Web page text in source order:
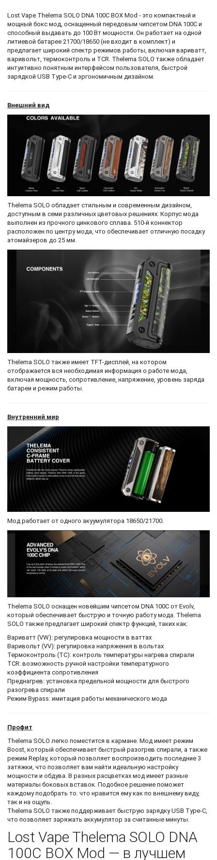
Lost Vape Thelema SOLO DNA 100C BOX Mod - это компактный и
мощный бокс мод, оснащенный передовым чипсетом DNA 100C и
способный выдавать до 100 Вт мощности. Он работает на одной
литиевой батарее 21700/18650 (не входит в комплект) и
предлагает широкий спектр режимов работы, включая вариватт,
варивольт, термоконтроль и TCR. Thelema SOLO также обладает
интуитивно понятным интерфейсом пользователя, быстрой
зарядкой USB Type-C и эргономичным дизайном.
Внешний вид
Thelema SOLO обладает стильным и современным дизайном,
доступным в семи различных цветовых решениях. Корпус мода
выполнен из прочного цинкового сплава. 510-й коннектор
расположен по центру мода, что обеспечивает отличную посадку
атомайзеров до 25 мм.
Thelema SOLO также имеет TFT-дисплей, на котором
отображается вся необходимая информация о работе мода,
включая мощность, сопротивление, напряжение, уровень заряда
батареи и режим работы.
Внутренний мир
Мод работает от одного акуумулятора 18650/21700.
Thelema SOLO оснащен новейшим чипсетом DNA 100C от Evolv,
который обеспечивает быструю и точную работу мода. Thelema
SOLO также предлагает широкий спектр функций, таких как:
Вариватт (VW): регулировка мощности в ваттах
Варивольт (VV): регулировка напряжения в вольтах
Термоконтроль (TC): контроль температуры нагрева спирали
TCR: возможность ручной настройки температурного
коэффициента сопротивления
Преднагрев: установка предельной мощности для быстрого
разогрева спирали
Режим Bypass: имитация работы механического мода
Профит
Thelema SOLO легко поместится в кармане. Мод имеет режим
Boost, который обеспечивает быстрый разогрев спирали, а также
режим Replay, который позволяет воспроизводить последние 3
затяжки, что позволяет вам найти идеальную настройку
мощности и обдува. В разных расцветках мод имеет разные
материалы боковых вставок. Подобное решение поможет
каждому подобрать то. что нравится ему как по внешнему виду,
так и на ощупь.
Thelema SOLO также поддерживает быструю зарядку USB Type-C,
что позволяет заряжать аккумулятор за считанные минуты.
Lost Vape Thelema SOLO DNA
100C BOX Mod — в лучшем